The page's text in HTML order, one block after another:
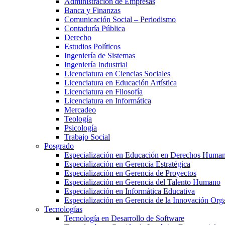
Banca y Finanzas
Comunicación Social – Periodismo
Contaduría Pública
Derecho
Estudios Políticos
Ingeniería de Sistemas
Ingeniería Industrial
Licenciatura en Ciencias Sociales
Licenciatura en Educación Artística
Licenciatura en Filosofía
Licenciatura en Informática
Mercadeo
Teología
Psicología
Trabajo Social
Posgrado
Especialización en Educación en Derechos
Especialización en Gerencia Estratégica
Especialización en Gerencia de Proyectos
Especialización en Gerencia del Talento Humano
Especialización en Informática Educativa
Especialización en Gerencia de la Innovación
Tecnologías
Tecnología en Desarrollo de Software